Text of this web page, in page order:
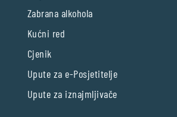
Zabrana alkohola
Kućni red
Cjenik
Upute za e-Posjetitelje
Upute za iznajmljivače